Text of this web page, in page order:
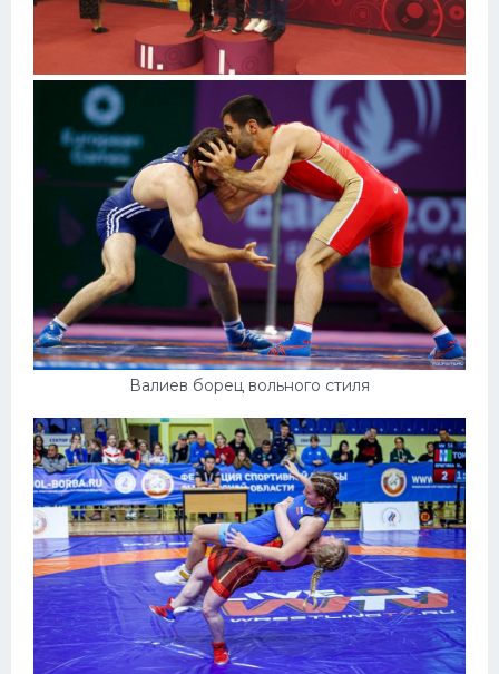
Валиев борец вольного стиля